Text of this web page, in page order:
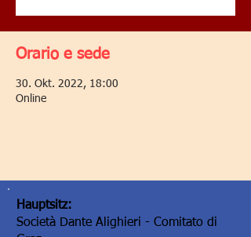
Orario e sede
30. Okt. 2022, 18:00
Online
Hauptsitz:
Società Dante Alighieri - Comitato di